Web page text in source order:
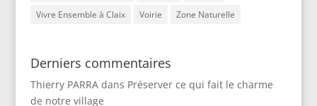
Vivre Ensemble à Claix
Voirie Zone Naturelle
Derniers commentaires
Thierry PARRAdans Préserver ce qui fait le charme
de notre village